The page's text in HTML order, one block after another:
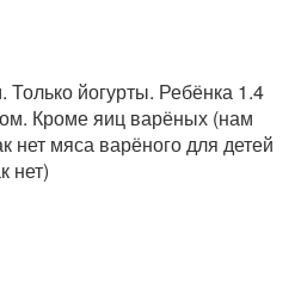
Только йогурты. Ребёнка 1.4
Кроме яиц варёных (нам
нет мяса варёного для детей
нет)